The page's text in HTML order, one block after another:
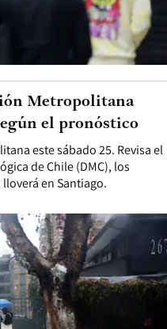
este sábado 25. Revisa el
de Chile (DMC), los
en Santiago.
Metropolitana
el pronóstico